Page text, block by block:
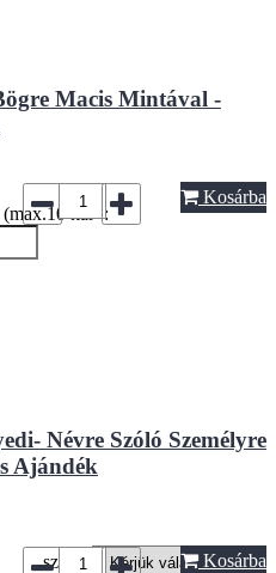
Macis Mintával -
kar*:
Kosárba
Névre Szóló Személyre
Ajándék
szín*:
Kosárba